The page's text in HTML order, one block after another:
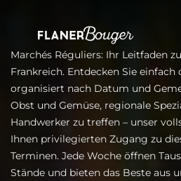
Marchés Réguliers: Ihr Leitfaden
Frankreich. Entdecken Sie
organisiert nach Datum und
Obst und Gemüse, regionale
Handwerker zu treffen – unser
Ihnen privilegierten Zugang zu
Terminen. Jede Woche öffnen
Stände und bieten das Beste aus